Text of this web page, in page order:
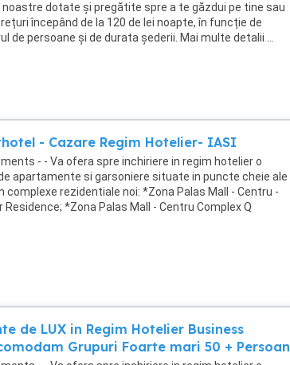
dotate și pregătite spre a te găzdui pe tine sau
începând de la 120 de lei noapte, în funcție de
de persoane și de durata șederii. Mai multe detalii ...
- Cazare Regim Hotelier- IASI
- - Va ofera spre inchiriere in regim hotelier o
apartamente si garsoniere situate in puncte cheie ale
complexe rezidentiale noi: *Zona Palas Mall - Centru -
Residence; *Zona Palas Mall - Centru Complex Q
Palas Mall - ...
de LUX in Regim Hotelier Business
Grupuri Foarte mari 50 + Persoan